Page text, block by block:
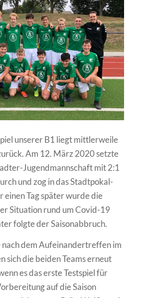
unserer B1 liegt mittlerweile
Am 12. März 2020 setzte
Jugendmannschaft mit 2:1
und zog in das Stadtpokal-
einen Tag später wurde die
Situation rund um Covid-19
folgte der Saisonabbruch.
dem Aufeinandertreffen im
sich die beiden Teams erneut
es das erste Testspiel für
auf die Saison